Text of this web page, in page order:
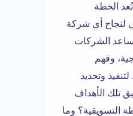
الخطة
لنجاح أي شركة
تساعد الشركات
وفهم
وتحديد
تلك الأهداف
التسويقية؟ وما